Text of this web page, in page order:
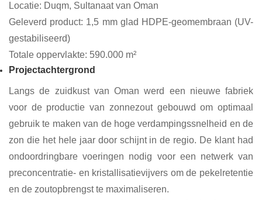
Locatie: Duqm, Sultanaat van Oman
Geleverd product: 1,5 mm glad HDPE-geomembraan (UV-
gestabiliseerd)
Totale oppervlakte: 590.000 m²
Projectachtergrond
Langs de zuidkust van Oman werd een nieuwe fabriek
voor de productie van zonnezout gebouwd om optimaal
gebruik te maken van de hoge verdampingssnelheid en de
zon die het hele jaar door schijnt in de regio. De klant had
ondoordringbare voeringen nodig voor een netwerk van
preconcentratie- en kristallisatievijvers om de pekelretentie
en de zoutopbrengst te maximaliseren.